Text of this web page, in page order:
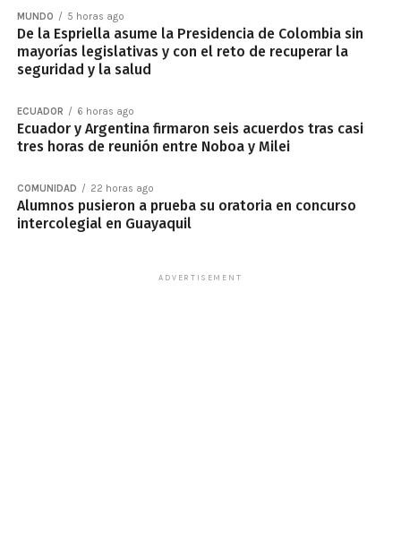
MUNDO 5 horas ago
De la Espriella asume la Presidencia de Colombia sin
mayorías legislativas y con el reto de recuperar la
seguridad y la salud
ECUADOR 6 horas ago
Ecuador y Argentina firmaron seis acuerdos tras casi
tres horas de reunión entre Noboa y Milei
COMUNIDAD 22 horas ago
Alumnos pusieron a prueba su oratoria en concurso
intercolegial en Guayaquil
ADVERTISEMENT